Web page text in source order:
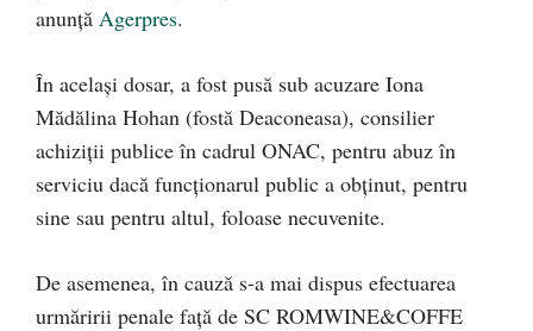
anunță Agerpres.
În acelaşi dosar, a fost pusă sub acuzare Iona
Mădălina Hohan (fostă Deaconeasa), consilier
achiziţii publice în cadrul ONAC, pentru abuz în
serviciu dacă funcţionarul public a obţinut, pentru
sine sau pentru altul, foloase necuvenite.
De asemenea, în cauză s-a mai dispus efectuarea
urmăririi penale faţă de SC ROMWINE&COFFE